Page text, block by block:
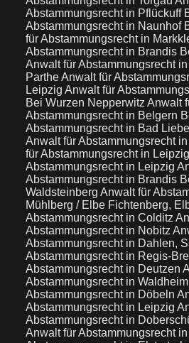
Abstammungsrecht in Pflückuff
Abstammungsrecht in Naunhof
für Abstammungsrecht in
Abstammungsrecht in Brandis
Anwalt für Abstammungsrecht
PartheAnwalt für
Leipzig Anwalt für
Bei Wurzen Nepperwitz Anwalt
Abstammungsrecht in Belgern
Abstammungsrecht in Bad
Anwalt für Abstammungsrecht
für Abstammungsrecht in Leipzig
Abstammungsrecht in Leipzig
Abstammungsrecht in Brandis
Waldsteinberg Anwalt für
Mühlberg / Elbe Fichtenberg,
Abstammungsrecht in Colditz
Abstammungsrecht in Nobitz
Abstammungsrecht in Dahlen,
Abstammungsrecht in Regis-
Abstammungsrecht in Deutzen
Abstammungsrecht in
Abstammungsrecht in Döbeln
Abstammungsrecht in Leipzig
Abstammungsrecht in
Anwalt für Abstammungsrecht